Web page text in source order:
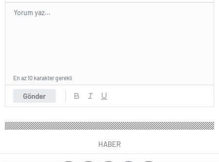
Gönder
En az 10 karakter gerekli
HABER